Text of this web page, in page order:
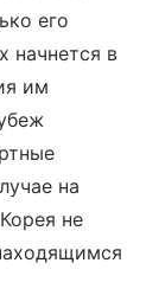
его
начнется в
им
на
не